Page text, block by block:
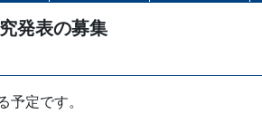
発表の募集
定です。